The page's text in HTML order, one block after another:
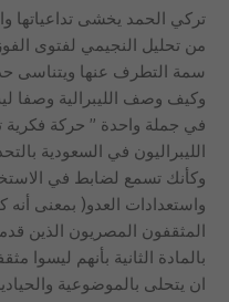
تركي الحمد يخشى تداعياتها
من تحليل النجيمي لفتوى
سمة التطرف عنها ويتناسى
وكيف وصف الليبرالية وصفا
في جملة واحدة ” حركة
الليبراليون في السعودية
وكأنك تسمع لضابط في
واستعدادات العدو( بمعنى
المثقفون المصريون الذين
بالمادة الثانية بأنهم ليسوا
ان يتحلى بالموضوعية